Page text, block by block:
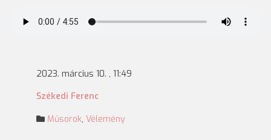
2023. március 10. , 11:49
Székedi Ferenc
Műsorok, Vélemény